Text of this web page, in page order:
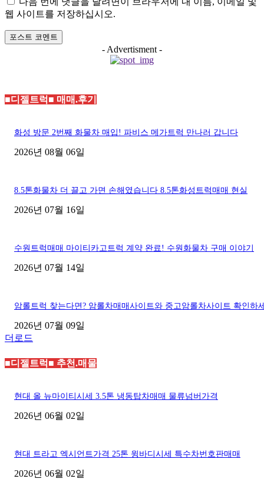
트
웹 사이트를 저장하십시오.
- Advertisment -
■디젤트럭■ 매매.후기
화성 방문 2번째 화물차 매입! 파비스 메가트럭 만나러 갑니다
2026년 08월 06일
8.5톤화물차 더 끌고 가면 손해였습니다 8.5톤화성트럭매매 현실
2026년 07월 16일
수원트럭매매 마이티카고트럭 계약 완료! 수원화물차 구매 이야기
2026년 07월 14일
암롤트럭 찾는다면? 암롤차매매사이트와 중고암롤차사이트 확인하
2026년 07월 09일
더로드
■디젤트럭■ 추천.매물
현대 올 뉴마이티시세 3.5톤 냉동탑차매매 물류넘버가격
2026년 06월 02일
현대 트라고 엑시언트가격 25톤 윙바디시세 특수차번호판매매
2026년 06월 02일